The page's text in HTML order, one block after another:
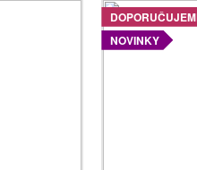
NOVINKY